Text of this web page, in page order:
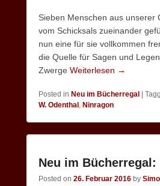
Sieben Menschen aus unserer
vom Schicksals zueinander
nun eine für sie vollkommen
die Quelle für Sagen und
Zwerge Weiterlesen →
Posted in Neu im Bücherregal
W. Odenthal , Ninragon
Neu im Bücherregal:
Posted on 26. Februar 2016 by